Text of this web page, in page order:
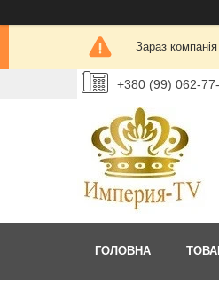
Зараз
+380 (99) 062-
ГОЛОВНА